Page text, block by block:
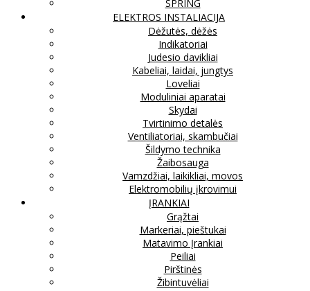
SPRING
ELEKTROS INSTALIACIJA
Dėžutės, dėžės
Indikatoriai
Judesio davikliai
Kabeliai, laidai, jungtys
Loveliai
Moduliniai aparatai
Skydai
Tvirtinimo detalės
Ventiliatoriai, skambučiai
Šildymo technika
Žaibosauga
Vamzdžiai, laikikliai, movos
Elektromobilių įkrovimui
ĮRANKIAI
Grąžtai
Markeriai, pieštukai
Matavimo Įrankiai
Peiliai
Pirštinės
Žibintuvėliai